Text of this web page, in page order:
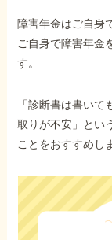
障害年金はご自身
ご自身で障害年金
す。
「診断書は書い
取りが不安」とい
ことをおすすめし